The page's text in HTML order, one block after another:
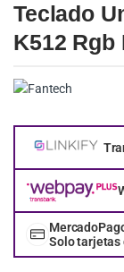
Teclado
K512 Rgb
Solo tarjetas